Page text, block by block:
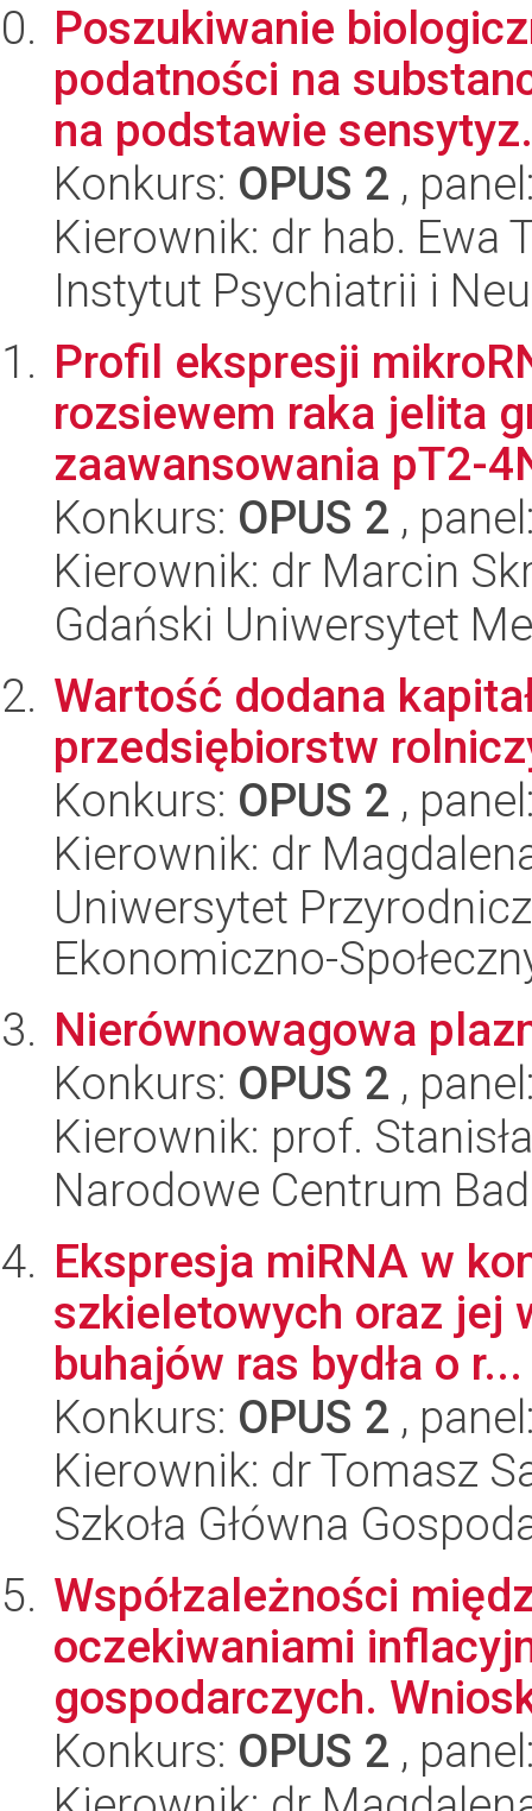
Poszukiwanie
podatności na
na podstawie
Konkurs: OPUS 2 ,
Kierownik: dr hab. Ewa
Instytut Psychiatrii i
Profil ekspresji
rozsiewem raka jelita
zaawansowania pT2-
Konkurs: OPUS 2 ,
Kierownik: dr Marcin
Gdański Uniwersytet
Wartość dodana
przedsiębiorstw
Konkurs: OPUS 2 ,
Kierownik: dr
Uniwersytet
Ekonomiczno-
Nierównowagowa
Konkurs: OPUS 2 ,
Kierownik: prof.
Narodowe Centrum
Ekspresja miRNA w
szkieletowych oraz jej
buhajów ras bydła o r...
Konkurs: OPUS 2 ,
Kierownik: dr Tomasz
Szkoła Główna
Współzależności
oczekiwaniami
gospodarczych.
Konkurs: OPUS 2 ,